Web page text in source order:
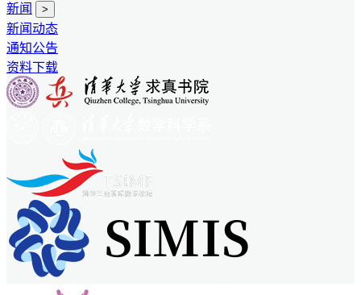
新闻
>
新闻动态
通知公告
资料下载